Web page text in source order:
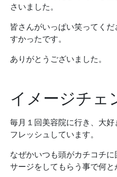
さいました。
皆さんがいっぱい笑ってく
すかったです。
ありがとうございました。
イメージチェ
毎月１回美容院に行き、大
フレッシュしています。
なぜかいつも頭がカチコチ
サージをしてもらう事で何と